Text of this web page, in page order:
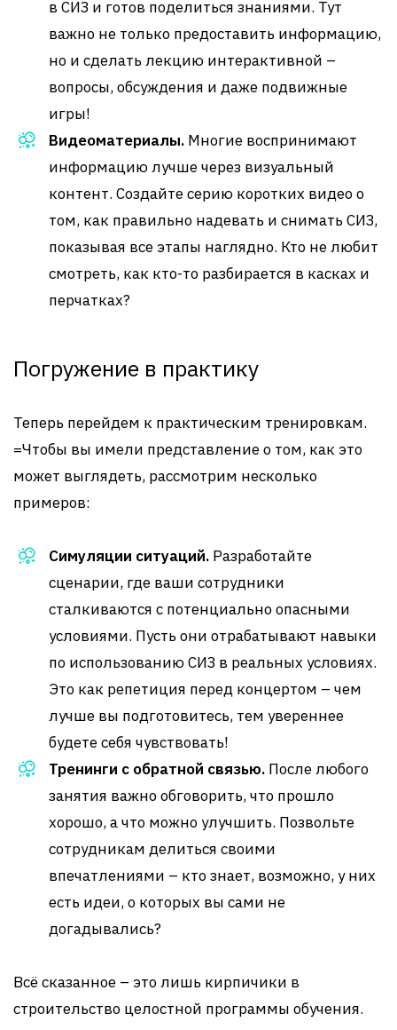
в СИЗ и готов поделиться знаниями. Тут
важно не только предоставить информацию,
но и сделать лекцию интерактивной –
вопросы, обсуждения и даже подвижные
игры!
Видеоматериалы. Многие воспринимают
информацию лучше через визуальный
контент. Создайте серию коротких видео о
том, как правильно надевать и снимать СИЗ,
показывая все этапы наглядно. Кто не любит
смотреть, как кто-то разбирается в касках и
перчатках?
Погружение в практику
Теперь перейдем к практическим тренировкам.
=Чтобы вы имели представление о том, как это
может выглядеть, рассмотрим несколько
примеров:
Симуляции ситуаций. Разработайте
сценарии, где ваши сотрудники
сталкиваются с потенциально опасными
условиями. Пусть они отрабатывают навыки
по использованию СИЗ в реальных условиях.
Это как репетиция перед концертом – чем
лучше вы подготовитесь, тем увереннее
будете себя чувствовать!
Тренинги с обратной связью. После любого
занятия важно обговорить, что прошло
хорошо, а что можно улучшить. Позвольте
сотрудникам делиться своими
впечатлениями – кто знает, возможно, у них
есть идеи, о которых вы сами не
догадывались?
Всё сказанное – это лишь кирпичики в
строительство целостной программы обучения.